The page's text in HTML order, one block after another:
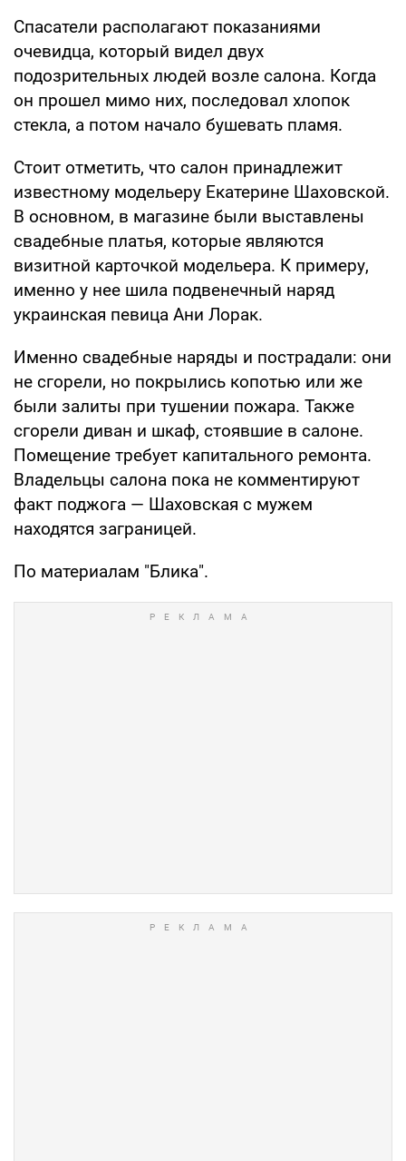
Спасатели располагают показаниями
очевидца, который видел двух
подозрительных людей возле салона. Когда
он прошел мимо них, последовал хлопок
стекла, а потом начало бушевать пламя.
Стоит отметить, что салон принадлежит
известному модельеру Екатерине Шаховской.
В основном, в магазине были выставлены
свадебные платья, которые являются
визитной карточкой модельера. К примеру,
именно у нее шила подвенечный наряд
украинская певица Ани Лорак.
Именно свадебные наряды и пострадали: они
не сгорели, но покрылись копотью или же
были залиты при тушении пожара. Также
сгорели диван и шкаф, стоявшие в салоне.
Помещение требует капитального ремонта.
Владельцы салона пока не комментируют
факт поджога — Шаховская с мужем
находятся заграницей.
По материалам "Блика".